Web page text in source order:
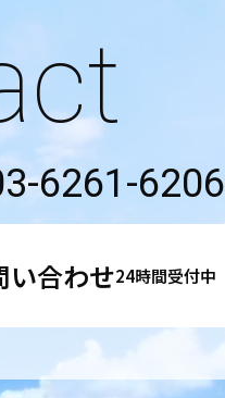
6261-6206
い合わせ24時間受付中